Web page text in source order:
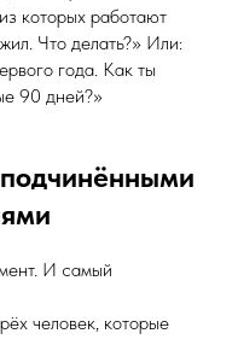
которых работают
Что делать?» Или:
года. Как ты
90 дней?»
И самый
человек, которые